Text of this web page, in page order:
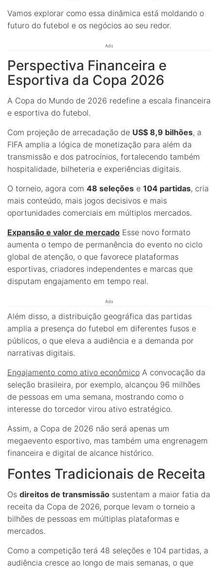
Vamos explorar como essa dinâmica está moldando o
futuro do futebol e os negócios ao seu redor.
Ads
Perspectiva Financeira e
Esportiva da Copa 2026
A Copa do Mundo de 2026 redefine a escala financeira
e esportiva do futebol.
Com projeção de arrecadação de US$ 8,9 bilhões, a
FIFA amplia a lógica de monetização para além da
transmissão e dos patrocínios, fortalecendo também
hospitalidade, bilheteria e experiências digitais.
O torneio, agora com 48 seleções e 104 partidas, cria
mais conteúdo, mais jogos decisivos e mais
oportunidades comerciais em múltiplos mercados.
Expansão e valor de mercado Esse novo formato
aumenta o tempo de permanência do evento no ciclo
global de atenção, o que favorece plataformas
esportivas, criadores independentes e marcas que
disputam engajamento em tempo real.
Ads
Além disso, a distribuição geográfica das partidas
amplia a presença do futebol em diferentes fusos e
públicos, o que eleva a audiência e a demanda por
narrativas digitais.
Engajamento como ativo econômico A convocação da
seleção brasileira, por exemplo, alcançou 96 milhões
de pessoas em uma semana, mostrando como o
interesse do torcedor virou ativo estratégico.
Assim, a Copa de 2026 não será apenas um
megaevento esportivo, mas também uma engrenagem
financeira e digital de alcance histórico.
Fontes Tradicionais de Receita
Os direitos de transmissão sustentam a maior fatia da
receita da Copa de 2026, porque levam o torneio a
bilhões de pessoas em múltiplas plataformas e
mercados.
Como a competição terá 48 seleções e 104 partidas, a
audiência cresce ao longo de mais semanas, o que